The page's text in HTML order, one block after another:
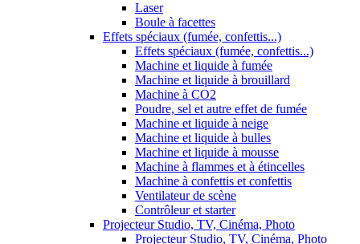
Laser
Boule à facettes
Effets spéciaux (fumée, confettis...)
Effets spéciaux (fumée, confettis...)
Machine et liquide à fumée
Machine et liquide à brouillard
Machine à CO2
Poudre, sel et autre effet de fumée
Machine et liquide à neige
Machine et liquide à bulles
Machine et liquide à mousse
Machine à flammes et à étincelles
Machine à confettis et confettis
Ventilateur de scène
Contrôleur et starter
Projecteur Studio, TV, Cinéma, Photo
Projecteur Studio, TV, Cinéma, Photo